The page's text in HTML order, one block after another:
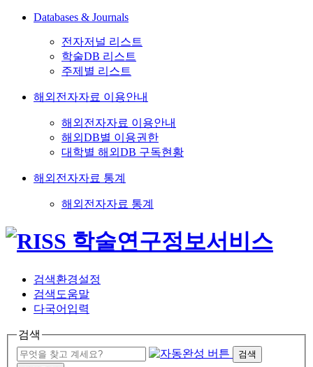
Databases & Journals
전자저널 리스트
학술DB 리스트
주제별 리스트
해외전자자료 이용안내
해외전자자료 이용안내
해외DB별 이용권한
대학별 해외DB 구독현황
해외전자자료 통계
해외전자자료 통계
검색환경설정
검색도움말
다국어입력
검색
검색